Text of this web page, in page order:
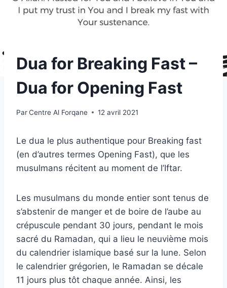
Dua for Breaking Fast –
Dua for Opening Fast
ParCentre Al Forqane 12 avril 2021
Le dua le plus authentique pour Breaking fast
(en d’autres termes Opening Fast), que les
musulmans récitent au moment de l’Iftar.
Les musulmans du monde entier sont tenus de
s’abstenir de manger et de boire de l’aube au
crépuscule pendant 30 jours, pendant le mois
sacré du Ramadan, qui a lieu le neuvième mois
du calendrier islamique basé sur la lune. Selon
le calendrier grégorien, le Ramadan se décale
11 jours plus tôt chaque année. Ainsi, les